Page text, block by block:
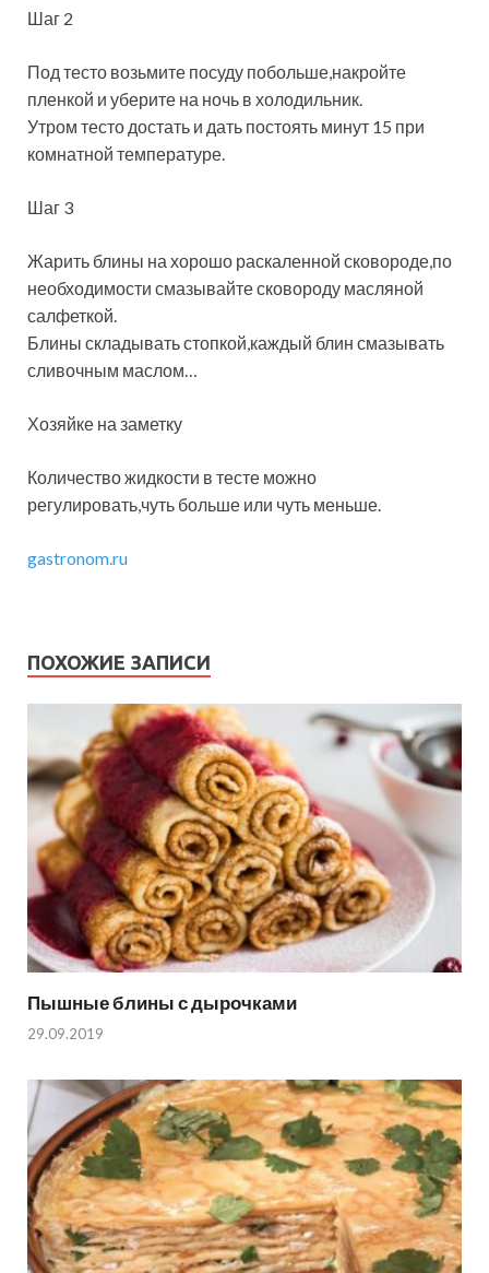
Шаг 2
Под тесто возьмите посуду побольше,накройте
пленкой и уберите на ночь в холодильник.
Утром тесто достать и дать постоять минут 15 при
комнатной температуре.
Шаг 3
Жарить блины на хорошо раскаленной сковороде,по
необходимости смазывайте сковороду масляной
салфеткой.
Блины складывать стопкой,каждый блин смазывать
сливочным маслом…
Хозяйке на заметку
Количество жидкости в тесте можно
регулировать,чуть больше или чуть меньше.
gastronom.ru
ПОХОЖИЕ ЗАПИСИ
Пышные блины с дырочками
29.09.2019